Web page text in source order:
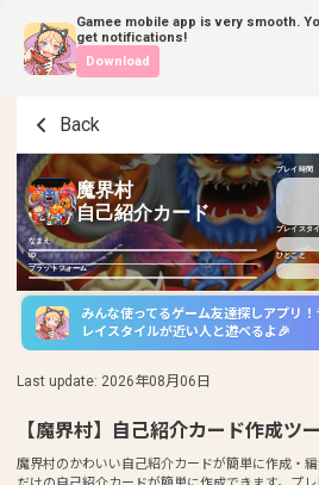
Gamee mobile app is very smooth.
get notifications!
Download
Back
魔界村
自己紹介カード
なまえ
ID
プラットフォーム
プレイ時間
プレイスタ
ひとこと
みんな使ってるゲーム友達探しアプリ
レイスタイルが近い人と遊べるよ🎉
Last update: 2026年08月06日
【魔界村】自己紹介カード作成ツ
魔界村のかわいい自己紹介カードが簡単に作成・